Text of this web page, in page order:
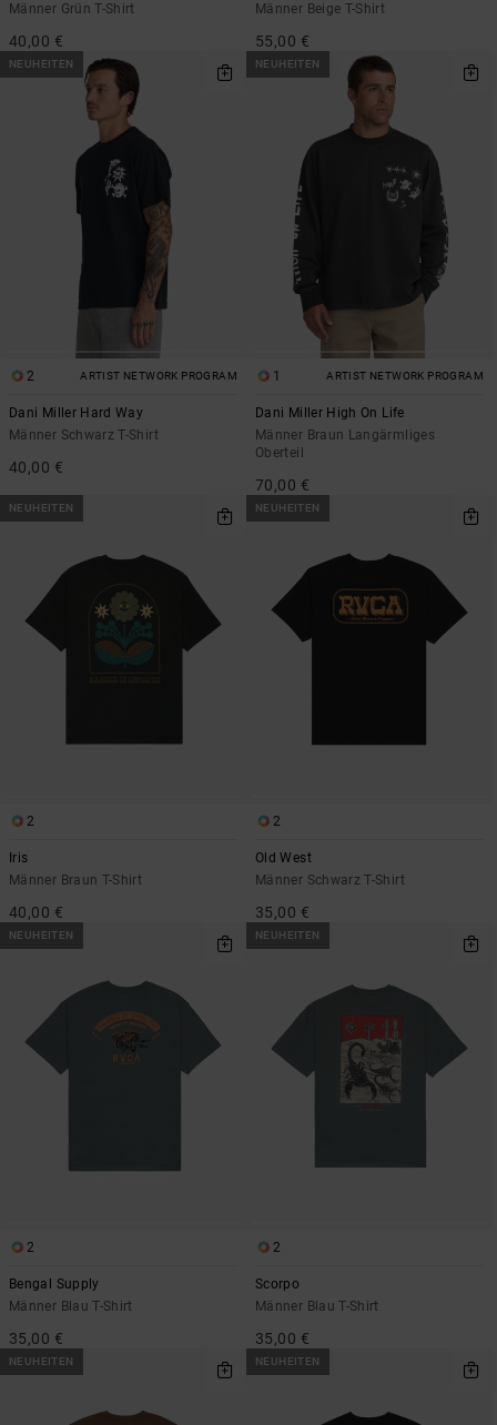
Männer Grün T-Shirt
40,00 €
Männer Beige T-Shirt
55,00 €
NEUHEITEN
2 ARTIST NETWORK PROGRAM
Dani Miller Hard Way
Männer Schwarz T-Shirt
40,00 €
NEUHEITEN
1 ARTIST NETWORK PROGRAM
Dani Miller High On Life
Männer Braun Langärmliges
Oberteil
70,00 €
NEUHEITEN
2
Iris
Männer Braun T-Shirt
40,00 €
NEUHEITEN
2
Old West
Männer Schwarz T-Shirt
35,00 €
NEUHEITEN
2
Bengal Supply
Männer Blau T-Shirt
35,00 €
NEUHEITEN
2
Scorpo
Männer Blau T-Shirt
35,00 €
NEUHEITEN NEUHEITEN